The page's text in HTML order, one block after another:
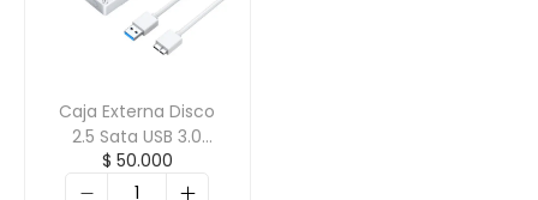
Caja Externa Disco
2.5 Sata USB 3.0
cassette Blanca
ORICO-2580U3
$ 50.000